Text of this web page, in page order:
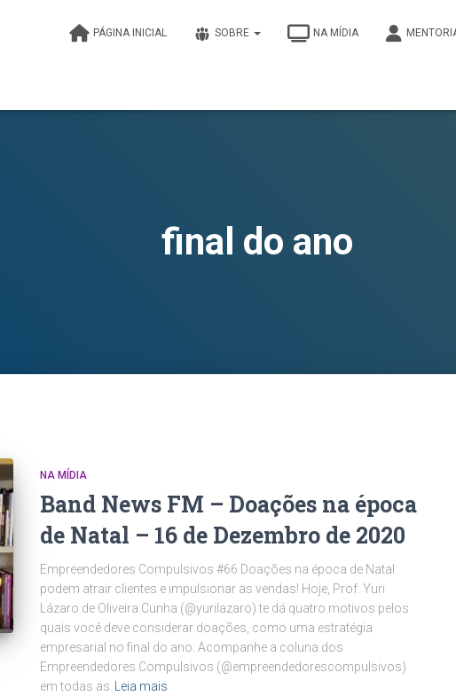
PÁGINA INICIAL SOBRE NA MÍDIA
final do ano
NA MÍDIA
Band News FM – Doações na época
de Natal – 16 de Dezembro de 2020
Empreendedores Compulsivos #66 Doações na época de Natal
podem atrair clientes e impulsionar as vendas! Hoje, Prof. Yuri
Lázaro de Oliveira Cunha (@yurilazaro) te dá quatro motivos pelos
quais você deve considerar doações, como uma estratégia
empresarial no final do ano. Acompanhe a coluna dos
Empreendedores Compulsivos (@empreendedorescompulsivos)
em todas as
Leia mais